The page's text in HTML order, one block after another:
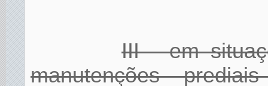
III - em
manutenções